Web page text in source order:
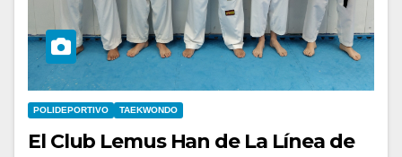
POLIDEPORTIVO TAEKWONDO
El Club Lemus Han de La Línea de